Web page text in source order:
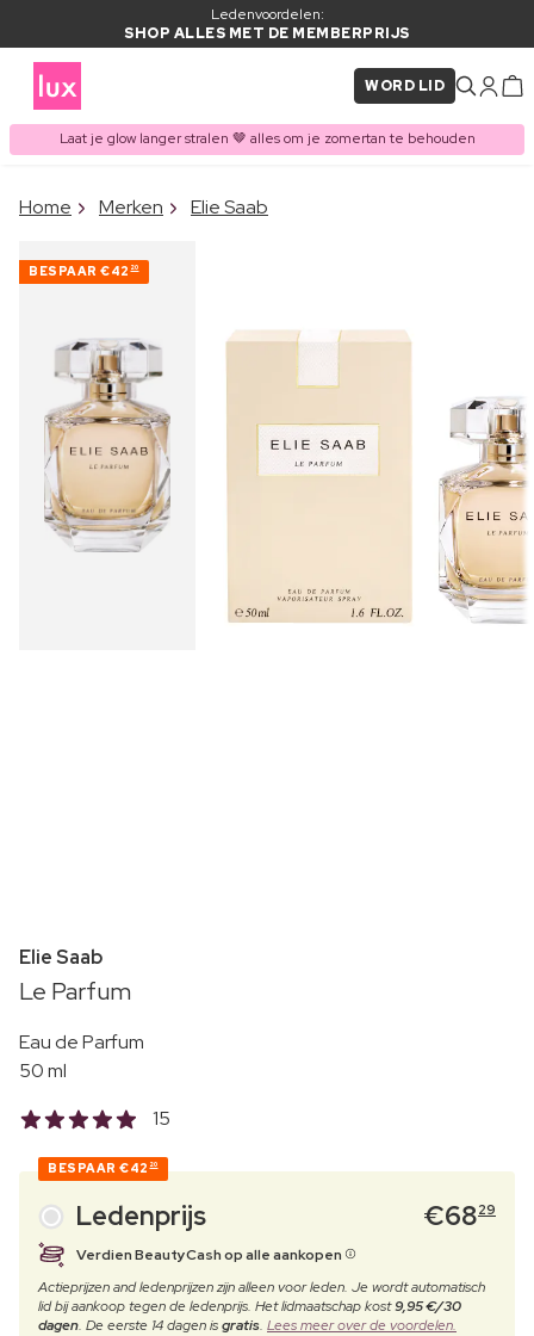
Ledenvoordelen:
SHOP ALLES MET DE MEMBERPRIJS
WORD LID
Laat je glow langer stralen 🤎 alles om je zomertan te behouden
ITEM TOEGEVOEGD AAN
Home Merken Elie Saab
BESPAAR €42 20
Elie Saab
Le Parfum
Eau de Parfum
50 ml
15
BESPAAR €42 20
Ledenprijs €6829
Verdien BeautyCash op alle aankopen
Actieprijzen and ledenprijzen zijn alleen voor leden. Je wordt automatisch
lid bij aankoop tegen de ledenprijs. Het lidmaatschap kost9,95 €/30
dagen. De eerste 14 dagen isgratis. Lees meer over de voordelen.